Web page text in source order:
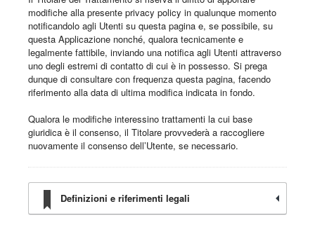
modifiche alla presente privacy policy in qualunque momento
notificandolo agli Utenti su questa pagina e, se possibile, su
questa Applicazione nonché, qualora tecnicamente e
legalmente fattibile, inviando una notifica agli Utenti attraverso
uno degli estremi di contatto di cui è in possesso. Si prega
dunque di consultare con frequenza questa pagina, facendo
riferimento alla data di ultima modifica indicata in fondo.
Qualora le modifiche interessino trattamenti la cui base
giuridica è il consenso, il Titolare provvederà a raccogliere
nuovamente il consenso dell’Utente, se necessario.
Definizioni e riferimenti legali